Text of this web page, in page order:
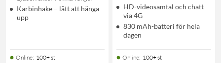
Karbinhake – lätt att hänga
upp
Online: 100+ st
HD-videosamtal och chatt
via 4G
830 mAh-batteri för hela
dagen
Online: 100+ st